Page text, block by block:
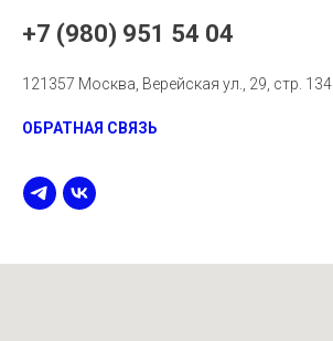
+7 (980) 951 54 04
121357 Москва, Верейская ул., 29, стр. 134
ОБРАТНАЯ СВЯЗЬ